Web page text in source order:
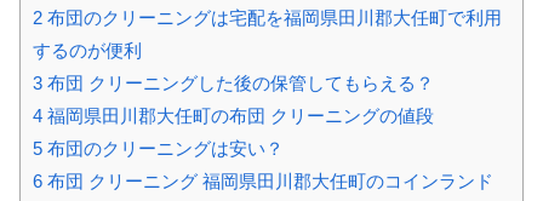
2 布団のクリーニングは宅配を福岡県田川郡大任町で利用
するのが便利
3 布団 クリーニングした後の保管してもらえる？
4 福岡県田川郡大任町の布団 クリーニングの値段
5 布団のクリーニングは安い？
6 布団 クリーニング 福岡県田川郡大任町のコインランド